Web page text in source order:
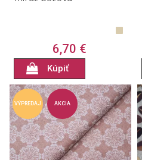
6,70 €
Kúpiť
AKCIA
VÝPREDAJ